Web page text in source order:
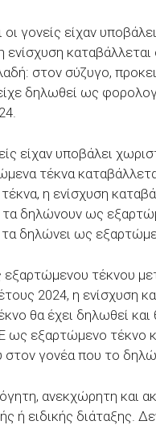
γονείς είχαν
ενίσχυση
στον σύζυγο,
δηλωθεί ως
είχαν υποβάλει
τέκνα
η ενίσχυση
τα δηλώνουν ως
δηλώνει ως
τέκνου
2024, η ενίσχυση
θα έχει δηλωθεί και
εξαρτώμενο τέκνο
στον γονέα που το
ανεκχώρητη και
ή ειδικής διάταξης.